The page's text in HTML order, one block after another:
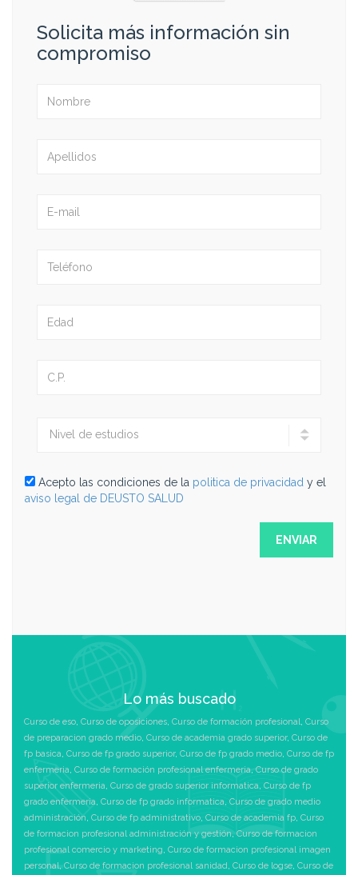
Solicita más información sin
compromiso
Acepto las condiciones de la politica de privacidad y el
aviso legal de DEUSTO SALUD
Lo más buscado
Curso de eso, Curso de oposiciones, Curso de formación profesional, Curso
de preparacion grado medio, Curso de academia grado superior, Curso de
fp basica, Curso de fp grado superior, Curso de fp grado medio, Curso de fp
enfermeria, Curso de formación profesional enfermeria,Curso de grado
superior enfermeria, Curso de grado superior informatica, Curso de fp
grado enfermeria, Curso de fp grado informatica, Curso de grado medio
administración, Curso de fp administrativo, Curso de academia fp, Curso
de formacion profesional administración y gestión,Curso de formacion
profesional comercio y marketing, Curso de formacion profesional imagen
personal,Curso de formacion profesional sanidad, Curso de logse, Curso de